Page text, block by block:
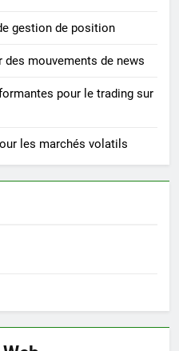
gestion de position
mouvements de news
pour le trading sur
les marchés volatils